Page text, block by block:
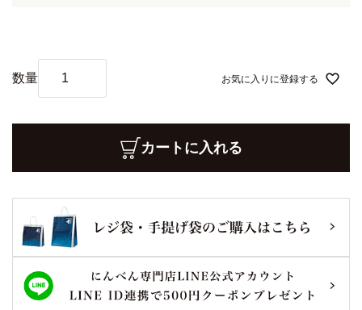
お気に入りに登録する
カートに入れる